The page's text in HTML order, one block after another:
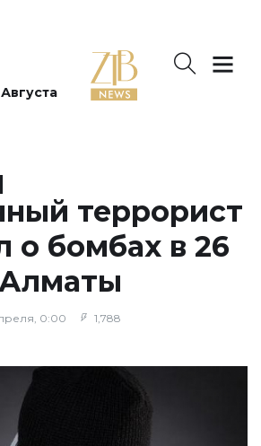
террорист
о бомбах в 26
0:00 1,788